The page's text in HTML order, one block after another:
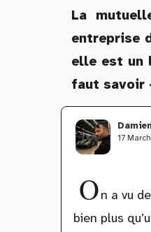
La
entreprise
elle est un
faut savoir
17
On a vu
bien plus